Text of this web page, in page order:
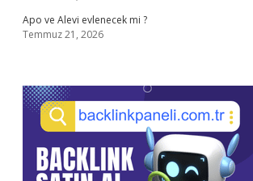
Apo ve Alevi evlenecek mi ?
Temmuz 21, 2026